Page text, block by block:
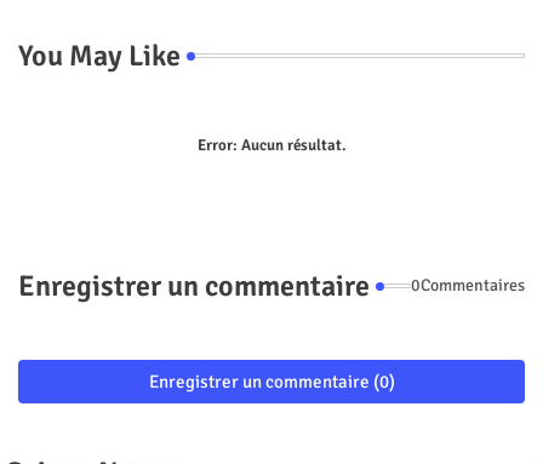
You May Like
Error: Aucun résultat.
Enregistrer un commentaire 0Commentaires
Enregistrer un commentaire (0)